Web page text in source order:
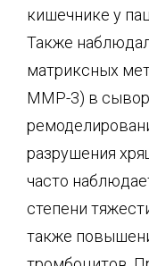
кишечнике у
Также
матриксных
ММР-3) в
разрушения
часто
степени
также